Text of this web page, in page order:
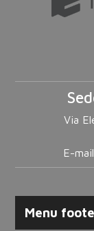
Via
E-
Menu